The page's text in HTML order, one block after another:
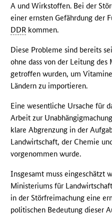
A und Wirkstoffen. Bei der
einer ernsten Gefährdung der
DDR kommen.
Diese Probleme sind bereits
ohne dass von der Leitung
getroffen wurden, um
Ländern zu importieren.
Eine wesentliche Ursache für
Arbeit zur
klare Abgrenzung in der
Landwirtschaft, der Chemie
vorgenommen wurde.
Insgesamt muss eingeschätzt
Ministeriums für
in der Störfreimachung eine
politischen Bedeutung dieser